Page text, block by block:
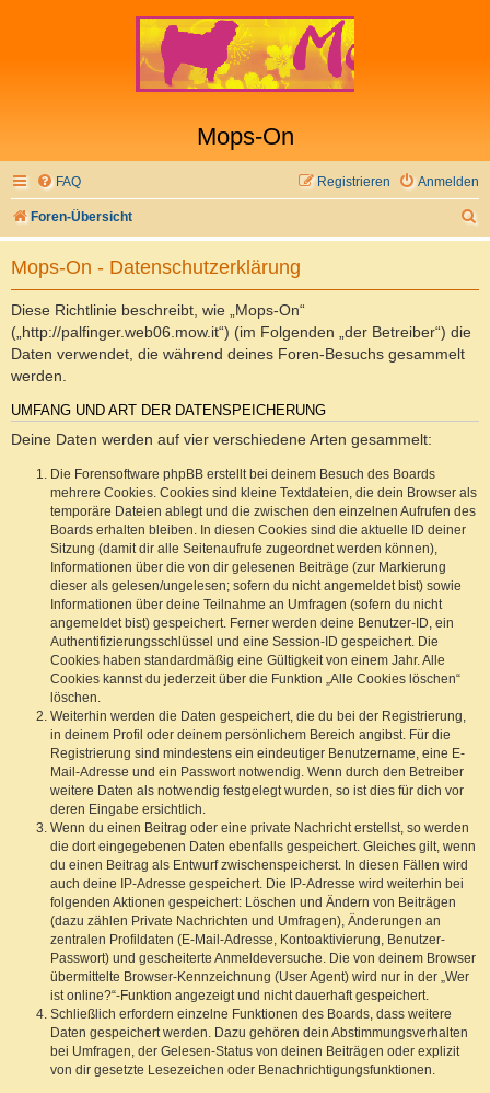
Mops-On
FAQ Anmelden
Registrieren
Foren-Übersicht
u
Mops-On - Datenschutzerklärung
Diese Richtlinie beschreibt, wie „Mops-On“
(„http://palfinger.web06.mow.it“) (im Folgenden „der Betreiber“) die
Daten verwendet, die während deines Foren-Besuchs gesammelt
werden.
UMFANG UND ART DER DATENSPEICHERUNG
Deine Daten werden auf vier verschiedene Arten gesammelt:
Die Forensoftware phpBB erstellt bei deinem Besuch des Boards
mehrere Cookies. Cookies sind kleine Textdateien, die dein Browser als
temporäre Dateien ablegt und die zwischen den einzelnen Aufrufen des
Boards erhalten bleiben. In diesen Cookies sind die aktuelle ID deiner
Sitzung (damit dir alle Seitenaufrufe zugeordnet werden können),
Informationen über die von dir gelesenen Beiträge (zur Markierung
dieser als gelesen/ungelesen; sofern du nicht angemeldet bist) sowie
Informationen über deine Teilnahme an Umfragen (sofern du nicht
angemeldet bist) gespeichert. Ferner werden deine Benutzer-ID, ein
Authentifizierungsschlüssel und eine Session-ID gespeichert. Die
Cookies haben standardmäßig eine Gültigkeit von einem Jahr. Alle
Cookies kannst du jederzeit über die Funktion „Alle Cookies löschen“
löschen.
Weiterhin werden die Daten gespeichert, die du bei der Registrierung,
in deinem Profil oder deinem persönlichem Bereich angibst. Für die
Registrierung sind mindestens ein eindeutiger Benutzername, eine E-
Mail-Adresse und ein Passwort notwendig. Wenn durch den Betreiber
weitere Daten als notwendig festgelegt wurden, so ist dies für dich vor
deren Eingabe ersichtlich.
Wenn du einen Beitrag oder eine private Nachricht erstellst, so werden
die dort eingegebenen Daten ebenfalls gespeichert. Gleiches gilt, wenn
du einen Beitrag als Entwurf zwischenspeicherst. In diesen Fällen wird
auch deine IP-Adresse gespeichert. Die IP-Adresse wird weiterhin bei
folgenden Aktionen gespeichert: Löschen und Ändern von Beiträgen
(dazu zählen Private Nachrichten und Umfragen), Änderungen an
zentralen Profildaten (E-Mail-Adresse, Kontoaktivierung, Benutzer-
Passwort) und gescheiterte Anmeldeversuche. Die von deinem Browser
übermittelte Browser-Kennzeichnung (User Agent) wird nur in der „Wer
ist online?“-Funktion angezeigt und nicht dauerhaft gespeichert.
Schließlich erfordern einzelne Funktionen des Boards, dass weitere
Daten gespeichert werden. Dazu gehören dein Abstimmungsverhalten
bei Umfragen, der Gelesen-Status von deinen Beiträgen oder explizit
von dir gesetzte Lesezeichen oder Benachrichtigungsfunktionen.